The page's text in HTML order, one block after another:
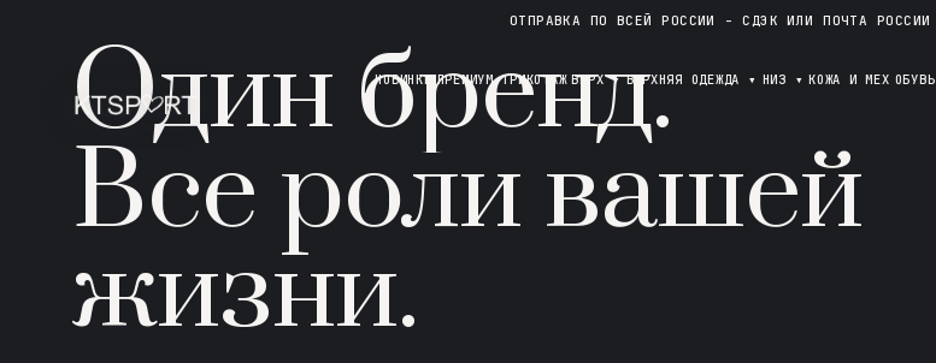
ОТПРАВКА ПО ВСЕЙ РОССИИ - СДЭК ИЛИ ПОЧТА РОССИИ
НОВИНКИ ПРЕМИУМ ТРИКОТАЖ ВЕРХ▾ ВЕРХНЯЯ ОДЕЖДА ▾ НИЗ ▾ КОЖА И МЕХ ОБУВЬ
Один бренд.
Все роли вашей
жизни.